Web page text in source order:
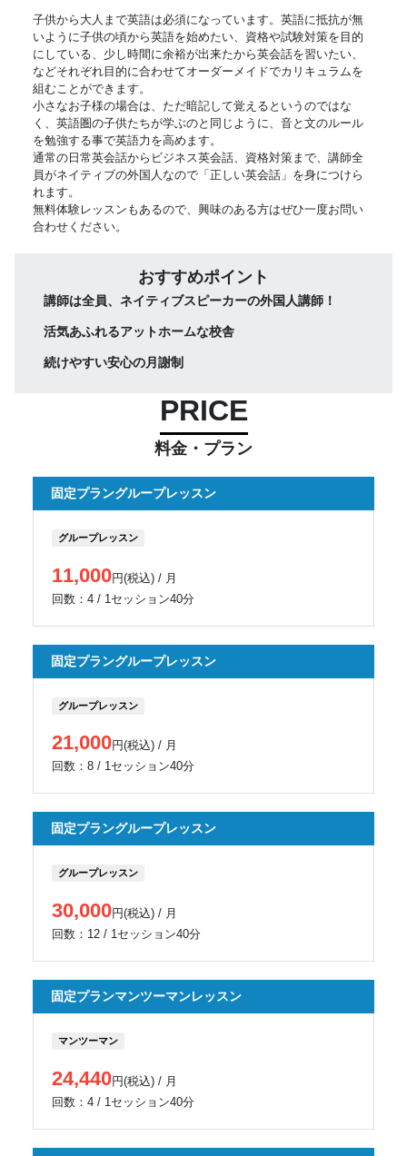
子供から大人まで英語は必須になっています。英語に抵抗が無
いように子供の頃から英語を始めたい、資格や試験対策を目的
にしている、少し時間に余裕が出来たから英会話を習いたい、
などそれぞれ目的に合わせてオーダーメイドでカリキュラムを
組むことができます。
小さなお子様の場合は、ただ暗記して覚えるというのではな
く、英語圏の子供たちが学ぶのと同じように、音と文のルール
を勉強する事で英語力を高めます。
通常の日常英会話からビジネス英会話、資格対策まで、講師全
員がネイティブの外国人なので「正しい英会話」を身につけら
れます。
無料体験レッスンもあるので、興味のある方はぜひ一度お問い
合わせください。
おすすめポイント
講師は全員、ネイティブスピーカーの外国人講師！
活気あふれるアットホームな校舎
続けやすい安心の月謝制
PRICE
料金・プラン
固定プラングループレッスン
グループレッスン
11,000円(税込) / 月
回数：4 / 1セッション40分
固定プラングループレッスン
グループレッスン
21,000円(税込) / 月
回数：8 / 1セッション40分
固定プラングループレッスン
グループレッスン
30,000円(税込) / 月
回数：12 / 1セッション40分
固定プランマンツーマンレッスン
マンツーマン
24,440円(税込) / 月
回数：4 / 1セッション40分